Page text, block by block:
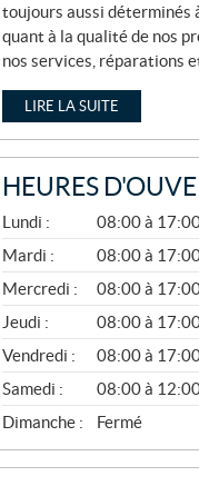
toujours aussi déterminés
quant à la qualité de nos
nos services, réparations
LIRE LA SUITE
HEURES
A
V
R
I
L
À
N
O
V
E
M
B
R
E
Lundi :
08:00 à
Mardi :
08:00 à
Mercredi :
08:00 à
Jeudi :
08:00 à
Vendredi :
08:00 à
Samedi :
08:00 à
Dimanche :
Fermé